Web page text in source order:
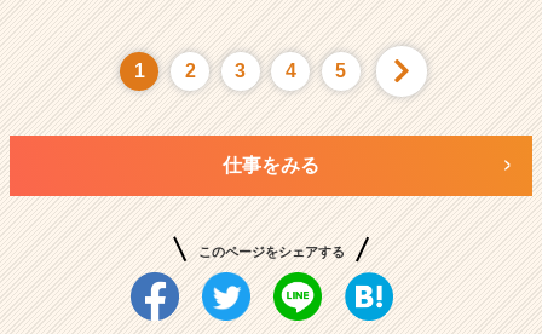
1 2 3 4 5
仕事をみる
このページをシェアする